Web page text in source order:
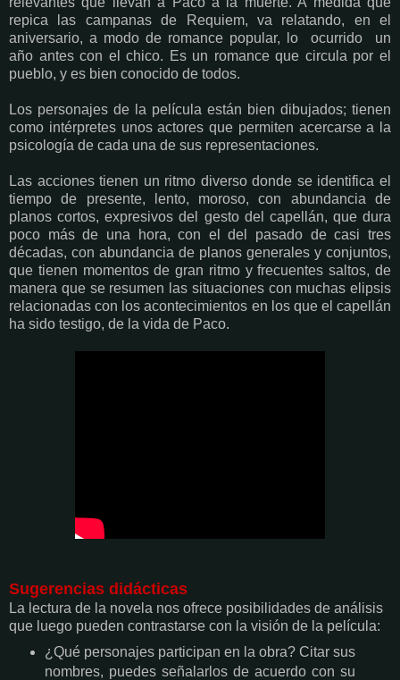
repica las campanas de Requiem, va relatando, en el
aniversario, a modo de romance popular, lo ocurrido un
año antes con el chico. Es un romance que circula por el
pueblo, y es bien conocido de todos.
Los personajes de la película están bien dibujados; tienen
como intérpretes unos actores que permiten acercarse a la
psicología de cada una de sus representaciones.
Las acciones tienen un ritmo diverso donde se identifica el
tiempo de presente, lento, moroso, con abundancia de
planos cortos, expresivos del gesto del capellán, que dura
poco más de una hora, con el del pasado de casi tres
décadas, con abundancia de planos generales y conjuntos,
que tienen momentos de gran ritmo y frecuentes saltos, de
manera que se resumen las situaciones con muchas elipsis
relacionadas con los acontecimientos en los que el capellán
ha sido testigo, de la vida de Paco.
Sugerencias didácticas
La lectura de la novela nos ofrece posibilidades de análisis
que luego pueden contrastarse con la visión de la película:
¿Qué personajes participan en la obra? Citar sus
nombres, puedes señalarlos de acuerdo con su